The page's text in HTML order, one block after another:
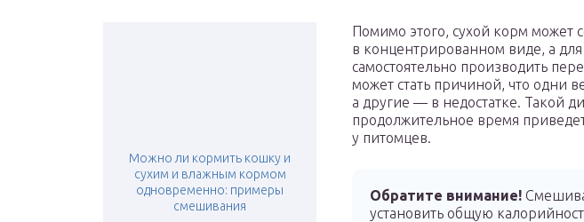
Можно ли кормить кошку и
сухим и влажным кормом
одновременно: примеры
смешивания
Помимо этого, сухой корм может
в концентрированном виде, а для
самостоятельно производить
может стать причиной, что одни
а другие — в недостатке. Такой
продолжительное время
у питомцев.
Обратите внимание!
установить общую